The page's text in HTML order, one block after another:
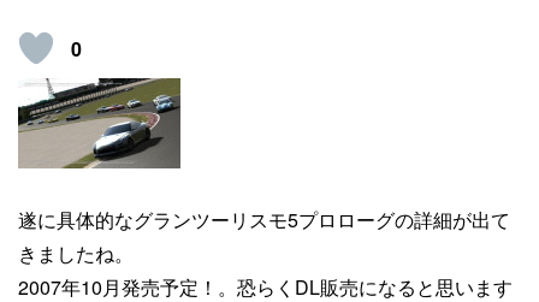
0
遂に具体的なグランツーリスモ5プロローグの詳細が出て
きましたね。
2007年10月発売予定！。恐らくDL販売になると思います